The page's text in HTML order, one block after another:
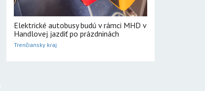
Elektrické autobusy budú v rámci MHD v
Handlovej jazdiť po prázdninách
Trenčiansky kraj